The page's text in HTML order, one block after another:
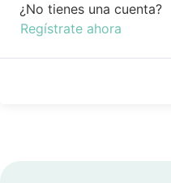
¿No tienes una cuenta?
Regístrate ahora